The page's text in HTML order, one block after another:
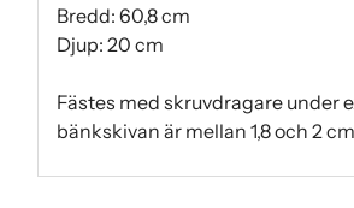
Bredd: 60,8 cm
Djup: 20 cm
Fästes med skruvdragare under
bänkskivan är mellan 1,8 och 2